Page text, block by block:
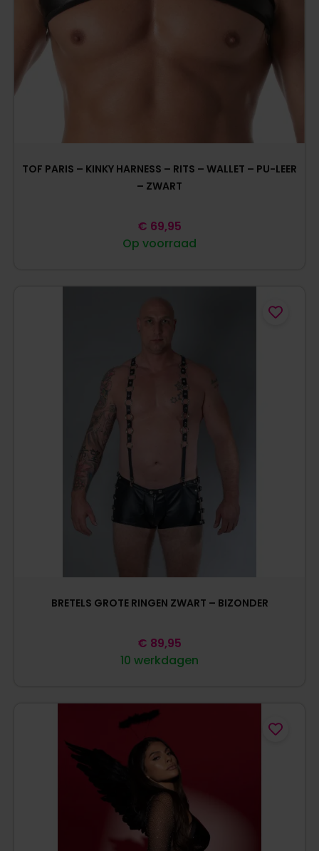
TOF PARIS – KINKY HARNESS – RITS – WALLET – PU-LEER
– ZWART
Op voorraad
€ 69,95
BRETELS GROTE RINGEN ZWART – BIZONDER
10 werkdagen
€ 89,95